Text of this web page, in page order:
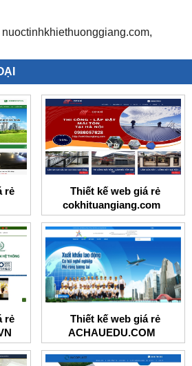
rẻ
Thiết kế web giá rẻ
cokhituangiang.com
rẻ
Thiết kế web giá rẻ
ACHAUEDU.COM